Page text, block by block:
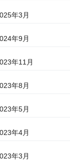
年3月
年9月
年11月
年8月
年5月
年4月
年3月